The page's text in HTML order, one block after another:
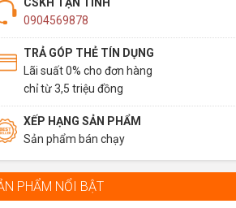
0904569878
TRẢ GÓP THẺ TÍN DỤNG
Lãi suất 0% cho đơn hàng
chỉ từ 3,5 triệu đồng
XẾP HẠNG SẢN PHẨM
Sản phẩm bán chạy
PHẨM NỔI BẬT